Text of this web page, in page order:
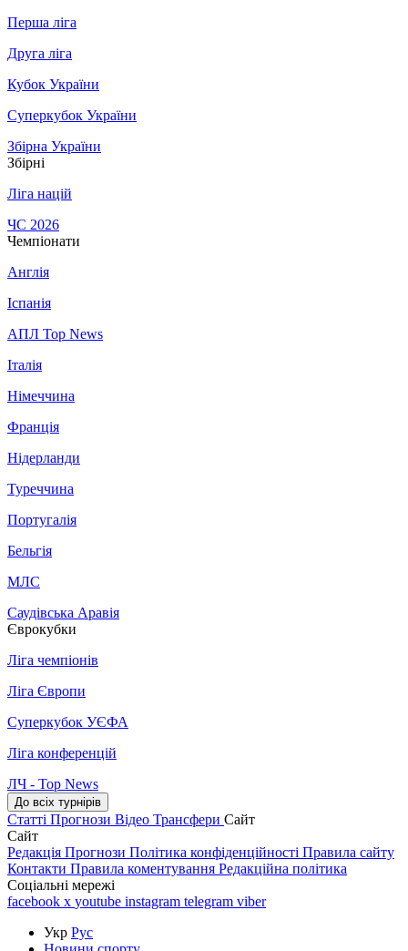
Перша ліга
Друга ліга
Кубок України
Суперкубок України
Збірна України
Збірні
Ліга націй
ЧС 2026
Чемпіонати
Англія
Іспанія
АПЛ Top News
Італія
Німеччина
Франція
Нідерланди
Туреччина
Португалія
Бельгія
МЛС
Саудівська Аравія
Єврокубки
Ліга чемпіонів
Ліга Європи
Суперкубок УЄФА
Ліга конференцій
ЛЧ - Top News
До всіх турнірів
Статті Прогнози Відео Трансфери Сайт
Сайт
Редакція Прогнози Політика конфіденційності Правила сайту
Контакти Правила коментування Редакційна політика
Соціальні мережі
facebook x youtube instagram telegram viber
Укр Рус